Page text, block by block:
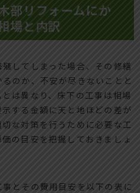
部リフォームにか
場と内訳
してしまった場合、その修繕
のか、不安が尽きないことと
は異なり、床下の工事は相場
する金額に天と地ほどの差が
な対策を行うために必要な工
の目安を把握しておきましょ
とその費用目安を以下の表に